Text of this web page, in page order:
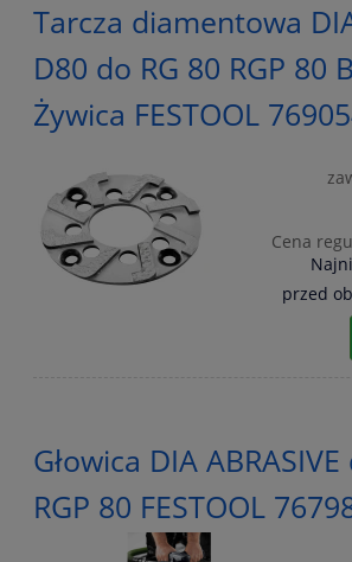
Tarcza diamentowa
D80 do RG 80 RGP 80
Żywica FESTOOL
Cena
przed
Głowica DIA
RGP 80 FESTOOL